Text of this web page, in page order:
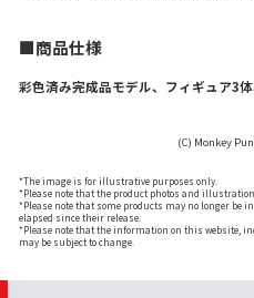
■商品仕様
彩色済み完成品モデル、フィギュア3
(C) Monkey
*The image is for illustrative purposes only.
*Please note that the product photos and
*Please note that some products may no longer be
elapsed since their release.
*Please note that the information on this website,
may be subject to change.